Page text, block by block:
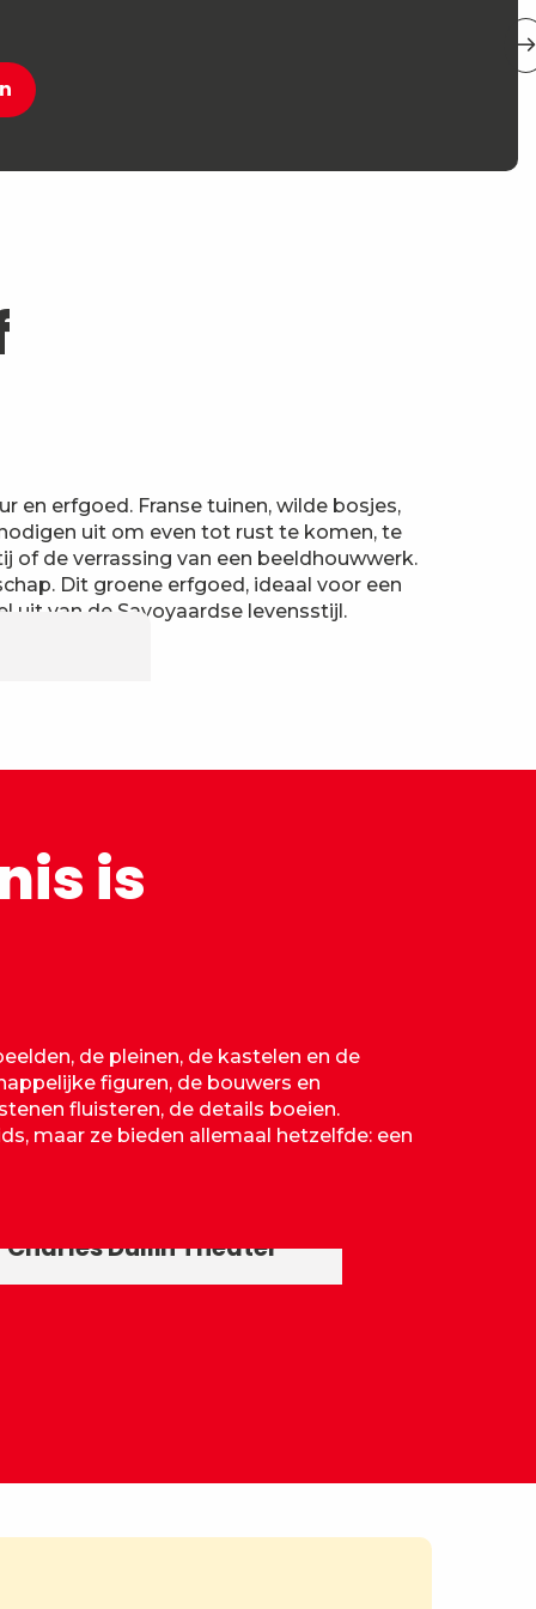
en erfgoed. Franse tuinen, wilde bosjes,
uit om even tot rust te komen, te
of de verrassing van een beeldhouwwerk.
Dit groene erfgoed, ideaal voor een
van de Savoyaardse levensstijl.
is
de pleinen, de kastelen en de
figuren, de bouwers en
fluisteren, de details boeien.
maar ze bieden allemaal hetzelfde: een
Charles Dullin Theater